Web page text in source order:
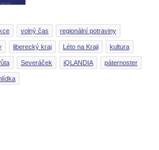
volný čas regionální potraviny
liberecký kraj Léto na Kraji kultura
Severáček iQLANDIA páternoster